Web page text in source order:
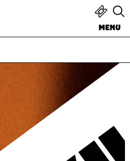
MENU